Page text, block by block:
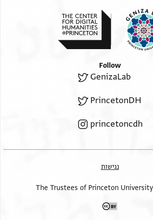
Follow
GenizaLab
PrincetonDH
princetoncdh
נגישות